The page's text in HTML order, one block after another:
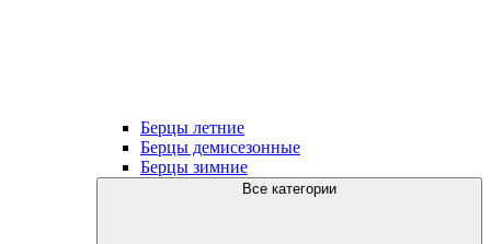
Берцы летние
Берцы демисезонные
Берцы зимние
Все категории